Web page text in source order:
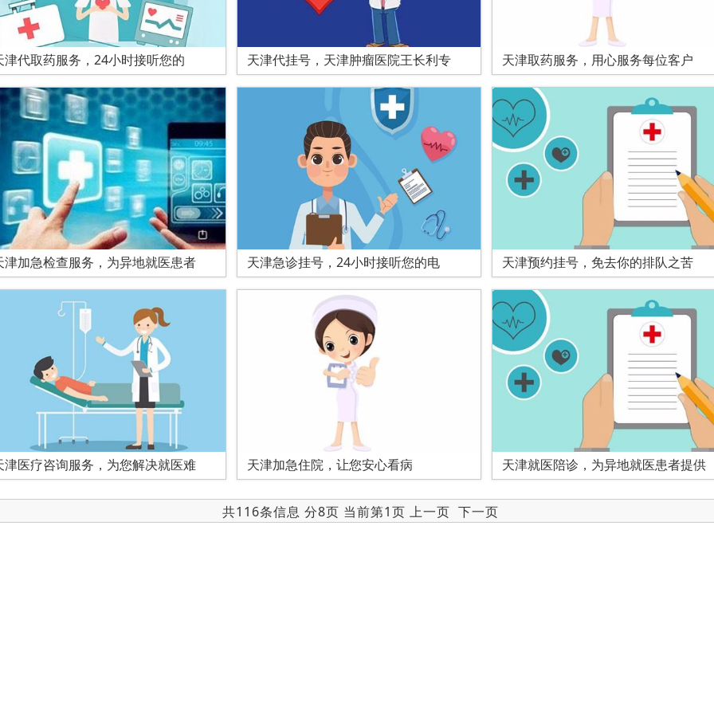
津代取药服务，24小时接听您的 天津代挂号，天津肿瘤医院王长利专 天津取药服务，用心服务每位客户
津加急检查服务，为异地就医患者 天津急诊挂号，24小时接听您的电 天津预约挂号，免去你的排队之苦
津医疗咨询服务，为您解决就医难 天津加急住院，让您安心看病 天津就医陪诊，为异地就医患者提供
共116条信息 分8页 当前第1页 上一页 下一页